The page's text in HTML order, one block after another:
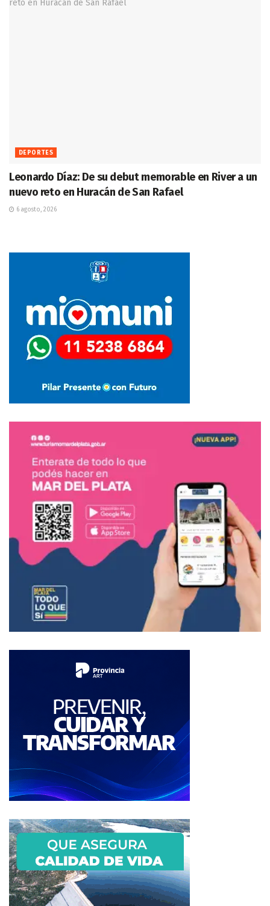
DEPORTES
Leonardo Díaz: De su debut memorable en River a un
nuevo reto en Huracán de San Rafael
6 agosto, 2026